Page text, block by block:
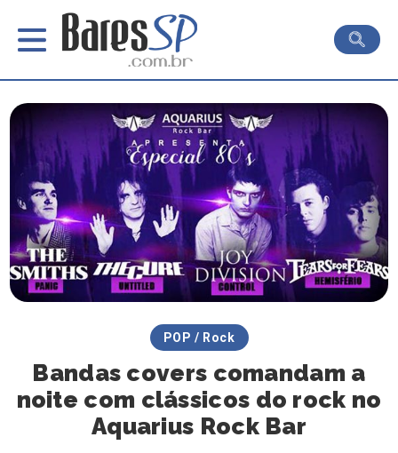
POP / Rock
Bandas covers comandam a
noite com clássicos do rock no
Aquarius Rock Bar